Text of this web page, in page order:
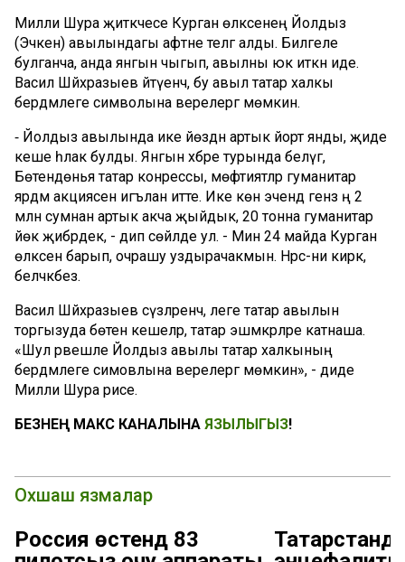
Милли Шура җитәкчесе Курган өлкәсенең Йолдыз
(Эчкен) авылындагы афәтне телгә алды. Билгеле
булганча, анда янгын чыгып, авылны юк иткән иде.
Васил Шәйхразыев әйтүенчә, бу авыл татар халкы
бердәмлеге символына әверелергә мөмкин.
⁃ Йолдыз авылында ике йөздән артык йорт янды, җиде
кеше һәлак булды. Янгын хәбәре турында белүгә,
Бөтендөнья татар конрессы, мөфтиятләр гуманитар
ярдәм акциясен игълан итте. Ике көн эчендә генз ңә 2
млн сумнан артык акча җыйдык, 20 тонна гуманитар
йөк җибәрдек, - дип сөйләде ул. - Мин 24 майда Курган
өлкәсенә барып, очрашу уздырачакмын. Нәрсә-ни кирәк,
беләчәкбез.
Васил Шәйхразыев сүзләренчә, әлеге татар авылын
торгызуда бөтен кешеләр, татар эшмәкәрләре катнаша.
«Шул рәвешле Йолдыз авылы татар халкының
бердәмлеге симовлына әверелергә мөмкин», - диде
Милли Шура рәисе.
БЕЗНЕҢ МАКС КАНАЛЫНА ЯЗЫЛЫГЫЗ!
Охшаш язмалар
Россия өстендә 83